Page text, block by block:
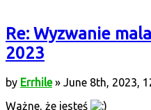
Re: Wyzwanie
2023
by Errhile» June 8th, 2023,
Ważne, że jesteś